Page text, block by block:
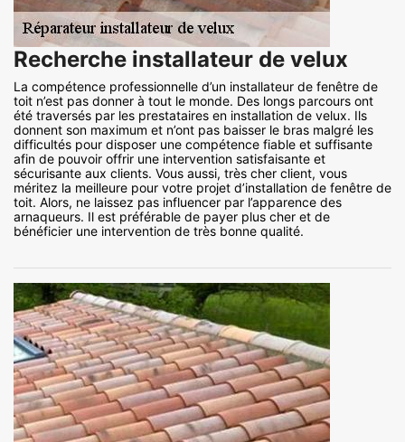
Recherche installateur de velux
La compétence professionnelle d’un installateur de fenêtre de
toit n’est pas donner à tout le monde. Des longs parcours ont
été traversés par les prestataires en installation de velux. Ils
donnent son maximum et n’ont pas baisser le bras malgré les
difficultés pour disposer une compétence fiable et suffisante
afin de pouvoir offrir une intervention satisfaisante et
sécurisante aux clients. Vous aussi, très cher client, vous
méritez la meilleure pour votre projet d’installation de fenêtre de
toit. Alors, ne laissez pas influencer par l’apparence des
arnaqueurs. Il est préférable de payer plus cher et de
bénéficier une intervention de très bonne qualité.